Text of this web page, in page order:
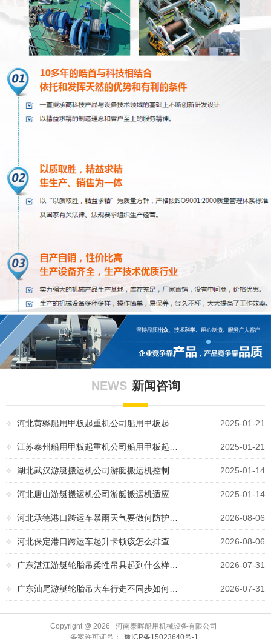
NEWS 新闻咨询
河北黄骅船用甲板起重机公司船用甲板起… 2025-01-21
江苏泰州船用甲板起重机公司船用甲板起… 2025-01-21
湖北武汉游艇搬运机公司游艇搬运机控制… 2025-01-14
河北唐山游艇搬运机公司游艇搬运机适应… 2025-01-14
河北承德港口跨运车暴雨天气要做何防护… 2026-08-06
河北保定港口跨运车起升卡顿该怎么排查… 2026-08-06
广东湛江游艇轮胎吊柔性吊具起到什么样… 2026-07-31
广东汕尾游艇轮胎吊大车行走不同步如何… 2026-07-31
Copyright @ 2026 河南泰晖船用机械设备有限公司
备案许可证号：
豫ICP备15023640号-1